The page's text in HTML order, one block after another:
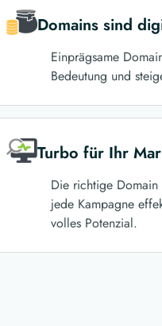
Domains sind
Einprägsame
Bedeutung und
Turbo für Ihr
Die richtige Domain
jede Kampagne
volles Potenzial.